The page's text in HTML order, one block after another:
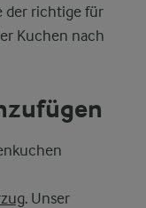
der richtige für
Kuchen nach
. Unser